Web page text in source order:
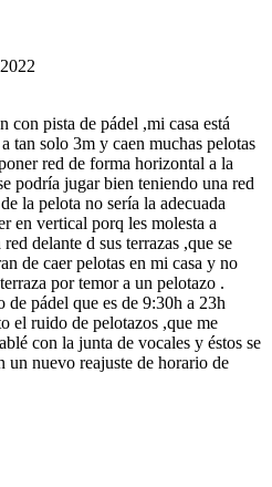
con pista de pádel ,mi casa está
tan solo 3m y caen muchas pelotas
red de forma horizontal a la
podría jugar bien teniendo una red
la pelota no sería la adecuada
en vertical porq les molesta a
delante d sus terrazas ,que se
de caer pelotas en mi casa y no
por temor a un pelotazo .
de pádel que es de 9:30h a 23h
el ruido de pelotazos ,que me
con la junta de vocales y éstos se
un nuevo reajuste de horario de